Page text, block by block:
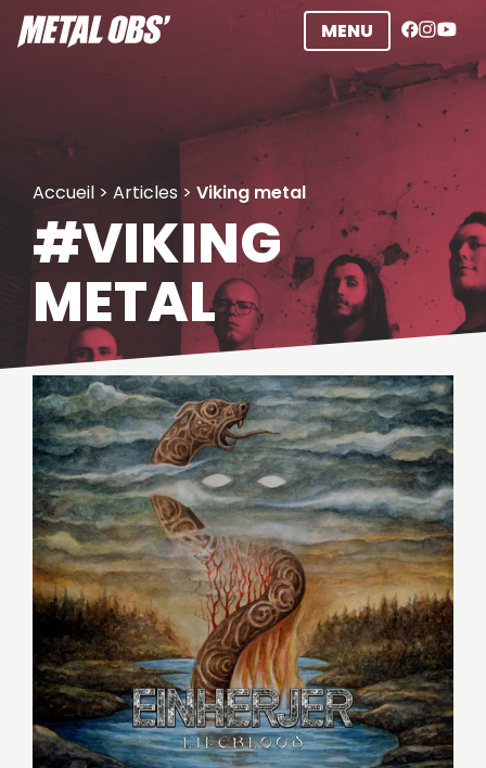
Aller
au
MENU
Accueil > Articles > Viking metal
#VIKING
METAL